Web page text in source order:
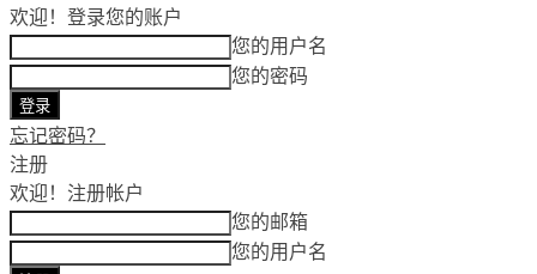
欢迎！ 登录您的账户
您的用户名
您的密码
忘记密码？
注册
欢迎！ 注册帐户
您的邮箱
您的用户名